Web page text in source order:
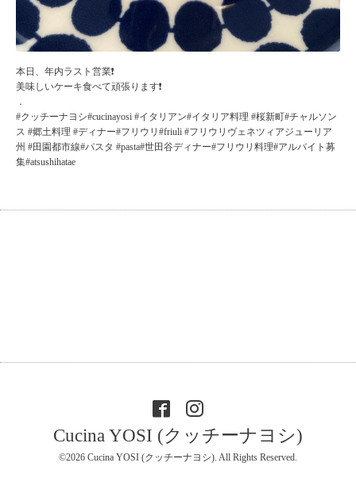
本日、年内ラスト営業❗️
美味しいケーキ食べて頑張ります❗️
．
#クッチーナヨシ#cucinayosi #イタリアン#イタリア料理 #桜新町#チャルソン
ス #郷土料理 #ディナー#フリウリ#friuli #フリウリヴェネツィアジューリア
州 #田園都市線#パスタ #pasta#世田谷ディナー#フリウリ料理#アルバイト募
集#atsushihatae
Cucina YOSI (クッチーナヨシ)
©2026 Cucina YOSI (クッチーナヨシ). All Rights Reserved.